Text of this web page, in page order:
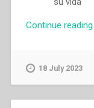
su vida
Continue reading
18 July 2023